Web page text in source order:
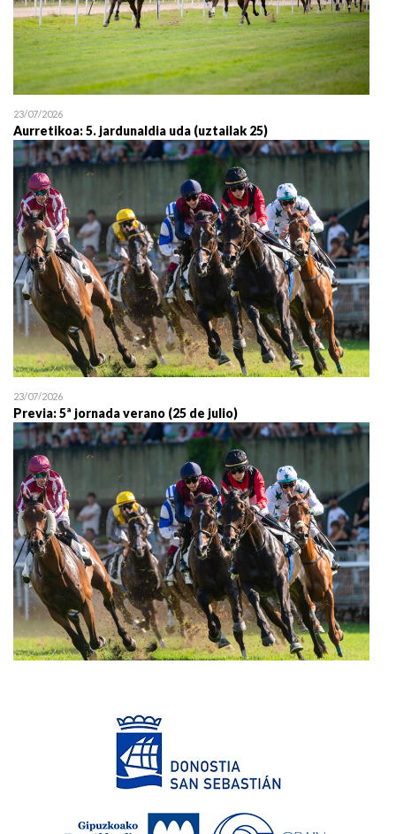
23/07/2026
Aurretikoa: 5. jardunaldia uda (uztailak 25)
23/07/2026
Previa: 5ª jornada verano (25 de julio)